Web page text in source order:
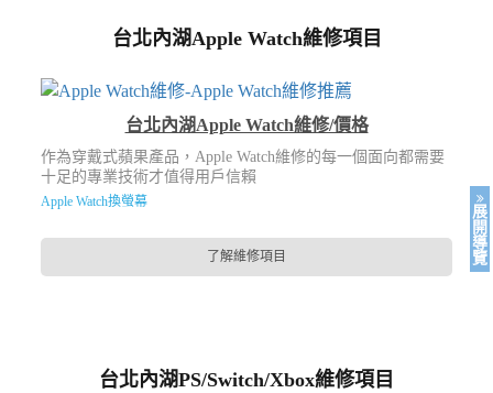
台北內湖Apple Watch維修項目
台北內湖Apple Watch維修/價格
作為穿戴式蘋果產品，Apple Watch維修的每一個面向都需要
十足的專業技術才值得用戶信賴
Apple Watch換螢幕
了解維修項目
台北內湖PS/Switch/Xbox維修項目
展
開
導
覽